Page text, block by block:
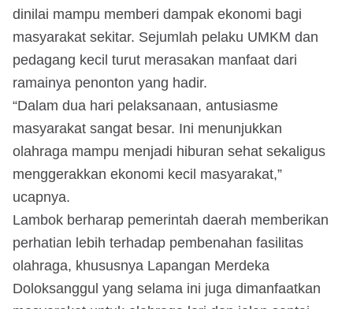
dinilai mampu memberi dampak ekonomi bagi
masyarakat sekitar. Sejumlah pelaku UMKM dan
pedagang kecil turut merasakan manfaat dari
ramainya penonton yang hadir.
“Dalam dua hari pelaksanaan, antusiasme
masyarakat sangat besar. Ini menunjukkan
olahraga mampu menjadi hiburan sehat sekaligus
menggerakkan ekonomi kecil masyarakat,”
ucapnya.
Lambok berharap pemerintah daerah memberikan
perhatian lebih terhadap pembenahan fasilitas
olahraga, khususnya Lapangan Merdeka
Doloksanggul yang selama ini juga dimanfaatkan